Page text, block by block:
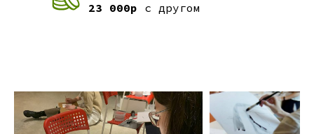
23 000р с другом